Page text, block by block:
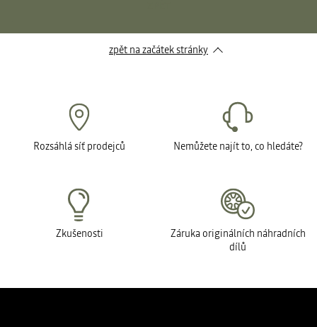
zpět na začátek stránky
Rozsáhlá síť prodejců Nemůžete najít to, co hledáte?
Zkušenosti
Záruka originálních náhradních
dílů